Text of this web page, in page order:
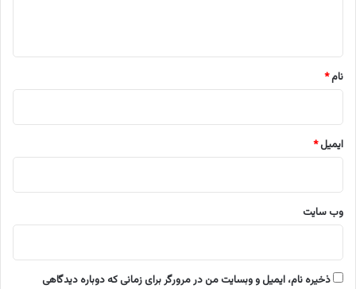
نام*
ایمیل*
وب‌ سایت
ذخیره نام، ایمیل و وبسایت من در مرورگر برای زمانی که دوباره دیدگاهی